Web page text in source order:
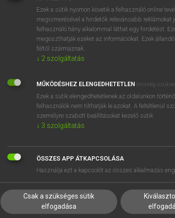
BELÉPÉS
EGYÉNI FELHASZNÁLÓKNAK
TANULÓKNAK
VÁLLALATI MEGOLDÁSOK
SÚGÓ
RÓLUNK
SÜTI BEÁLLÍTÁSOK
Ezek a sütik nyomon követik a felhasználó online
megismerésével a hirdetők relevánsabb reklámokat
felhasználó hány alkalommal láthat egy hirdetést.
megoszthatják ezeket az információkat. Ezek
féltől származnak.
↓ 2 szolgáltatás
MŰKÖDÉSHEZ ELENGEDHETETLEN (mindig
Ezek a sütik elengedhetetlenek az oldalunkon
felhasználók nem tilthatják le azokat. A feltétlenül
személyre szabott beállításokat kezelő sütik.
↓ 3 szolgáltatás
ÖSSZES APP ÁTKAPCSOLÁSA
Használja ezt a kapcsolót az összes alkalmazás
Csak a szükséges sütik
elfogadása